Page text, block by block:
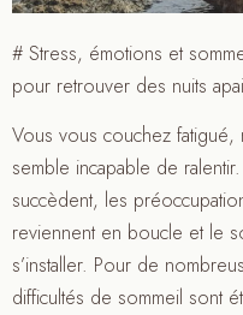
# Stress, émotions et
pour retrouver des nuits
Vous vous couchez fatigué,
semble incapable de
succèdent, les
reviennent en boucle et le
s’installer. Pour de
difficultés de sommeil sont